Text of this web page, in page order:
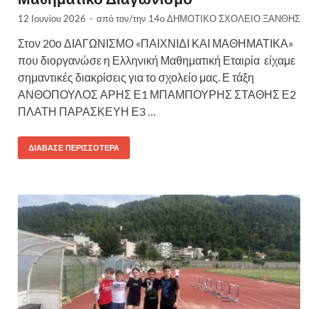
12 Ιουνίου 2026 - από τον/την 14ο ΔΗΜΟΤΙΚΟ ΣΧΟΛΕΙΟ ΞΑΝΘΗΣ
Στον 20ο ΔΙΑΓΩΝΙΣΜΟ «ΠΑΙΧΝΙΔΙ ΚΑΙ ΜΑΘΗΜΑΤΙΚΑ»
που διοργανώσε η Ελληνική Μαθηματική Εταιρία είχαμε
σημαντικές διακρίσεις για το σχολείο μας. Ε τάξη
ΑΝΘΟΠΟΥΛΟΣ ΑΡΗΣ Ε1 ΜΠΑΜΠΟΥΡΗΣ ΣΤΑΘΗΣ Ε2
ΠΛΑΤΗ ΠΑΡΑΣΚΕΥΗ Ε3 …
ΔΙΆΒΑΣΕ ΠΕΡΙΣΣΌΤΕΡΑ